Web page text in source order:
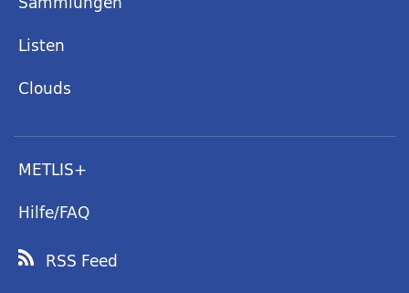
Listen
Clouds
METLIS+
Hilfe/FAQ
RSS Feed